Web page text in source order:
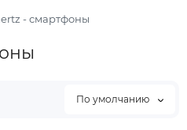
- смартфоны
По умолчанию